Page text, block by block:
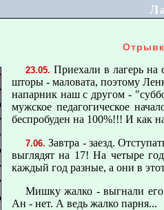
23.05.Приехали в лагерь
шторы - маловата, поэтому
напарник наш с другом -
мужское педагогическое
беспробуден на 100%!!! И как
7.06.Завтра - заезд.
выглядят на 17! На четыpе
каждый год разные, а они в
Мишку жалко - выгнали его
Ан - нет. А ведь жалко парня...